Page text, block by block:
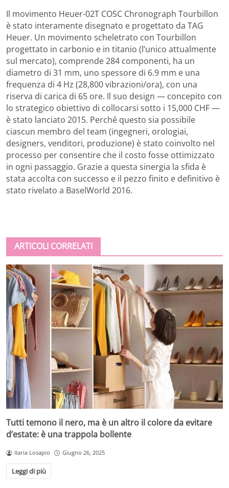
Il movimento Heuer-02T COSC Chronograph Tourbillon
è stato interamente disegnato e progettato da TAG
Heuer. Un movimento scheletrato con Tourbillon
progettato in carbonio e in titanio (l’unico attualmente
sul mercato), comprende 284 componenti, ha un
diametro di 31 mm, uno spessore di 6.9 mm e una
frequenza di 4 Hz (28,800 vibrazioni/ora), con una
riserva di carica di 65 ore. Il suo design — concepito con
lo strategico obiettivo di collocarsi sotto i 15,000 CHF —
è stato lanciato 2015. Perché questo sia possibile
ciascun membro del team (ingegneri, orologiai,
designers, venditori, produzione) è stato coinvolto nel
processo per consentire che il costo fosse ottimizzato
in ogni passaggio. Grazie a questa sinergia la sfida è
stata accolta con successo e il pezzo finito e definitivo è
stato rivelato a BaselWorld 2016.
ARTICOLI CORRELATI
Tutti temono il nero, ma è un altro il colore da evitare
d’estate: è una trappola bollente
Ilaria Losapio Giugno 26, 2025
Leggi di più